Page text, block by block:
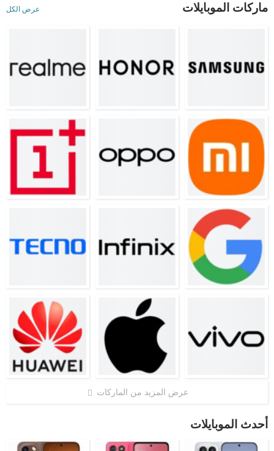
ماركات الموبايلات عرض الكل
عرض المزيد من الماركات
أحدث الموبايلات